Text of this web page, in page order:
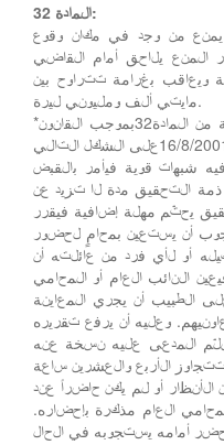
المادة 32:
يمنع من وجد في مكان وقوع
المنع يلاحق أمام القاضي
ويعاقب بغرامة تتراوح بين
مايتي ألف ومليوني ليرة.
*عدّلت المدة الواردة في الفقرة الثانية من المادة32بموجب القانون
شبهات قوية فيأمر بالقبض
التحقيق مدة لا تزيد عن
يحتّم مهلة إضافية فيقرر
أن يستعين بمحامٍ لحضور
أو لأي فرد من عائلته أن
النائب العام أو المحامي
الطبيب أن يجري المعاينة
وعليه أن يرفع تقريره
المدعى عليه نسخة عنه
أو لم يكن حاضراً عند
العام مذكرة بإحضاره.